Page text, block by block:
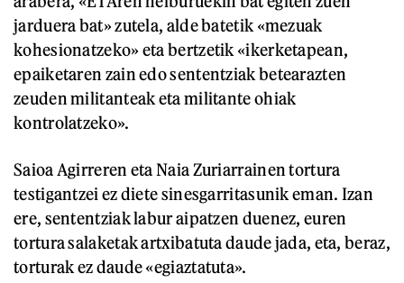
jarduera bat» zutela, alde batetik «mezuak
kohesionatzeko» eta bertzetik «ikerketapean,
epaiketaren zain edo sententziak betearazten
zeuden militanteak eta militante ohiak
kontrolatzeko».
Saioa Agirreren eta Naia Zuriarrainen tortura
testigantzei ez diete sinesgarritasunik eman. Izan
ere, sententziak labur aipatzen duenez, euren
tortura salaketak artxibatuta daude jada, eta, beraz,
torturak ez daude «egiaztatuta».